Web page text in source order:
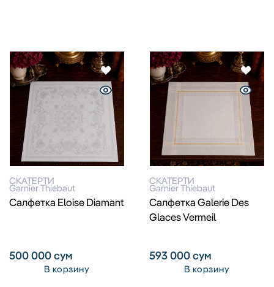
СКАТЕРТИ
Garnier Thiebaut
Салфетка Eloise Diamant
500 000сум
В корзину
СКАТЕРТИ
Garnier Thiebaut
Салфетка Galerie Des
Glaces Vermeil
593 000сум
В корзину